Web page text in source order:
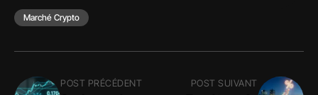
Marché Crypto
POST PRÉCÉDENT POST SUIVANT